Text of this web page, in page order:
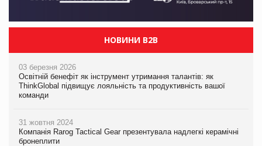
НОВИНИ B2B
03 березня 2026
Освітній бенефіт як інструмент утримання талантів: як
ThinkGlobal підвищує лояльність та продуктивність вашої
команди
31 жовтня 2024
Компанія Rarog Tactical Gear презентувала надлегкі керамічні
бронеплити